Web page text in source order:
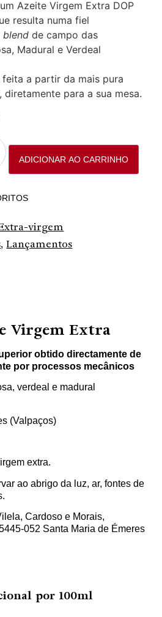
um Azeite Virgem Extra DOP
resulta numa fiel
blendde campo das
Madural e Verdeal
a partir da mais pura
para a sua mesa.
ADICIONAR AO CARRINHO
virgem
,Lançamentos
Virgem Extra
obtido directamente de
por processos mecânicos
verdeal e madural
(Valpaços)
extra.
ao abrigo da luz, ar, fontes de
Cardoso e Morais,
052 Santa Maria de Émeres
por 100ml